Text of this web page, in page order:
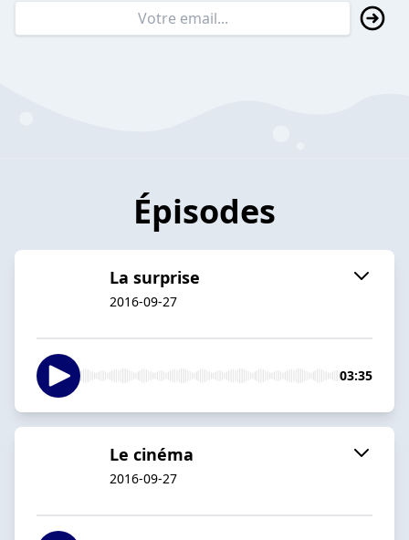
Épisodes
La surprise
2016-09-27
03:35
Le cinéma
2016-09-27